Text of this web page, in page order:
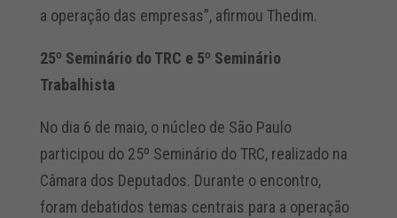
a operação das empresas”, afirmou Thedim.
25º Seminário do TRC e 5º Seminário
Trabalhista
No dia 6 de maio, o núcleo de São Paulo
participou do 25º Seminário do TRC, realizado na
Câmara dos Deputados. Durante o encontro,
foram debatidos temas centrais para a operação